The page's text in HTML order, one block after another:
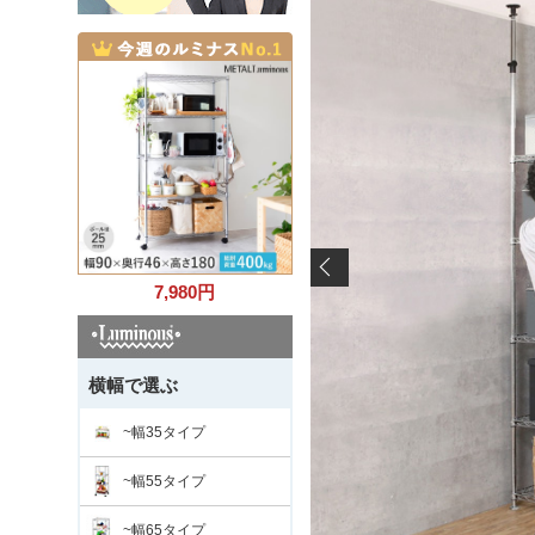
7,980円
横幅で選ぶ
~幅35タイプ
~幅55タイプ
~幅65タイプ